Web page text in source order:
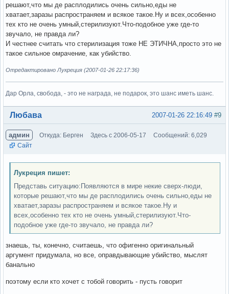
решают,что мы де расплодились очень сильно,еды не
хватает,заразы распространяем и всякое такое.Ну и всех,особенно
тех кто не очень умный,стерилизуют.Что-подобное уже где-то
звучало, не правда ли?
И честнее считать что стерилизация тоже НЕ ЭТИЧНА,просто это не
такое сильное омрачение, как убийство.
Отредактировано Лукреция (2007-01-26 22:17:36)
Дар Орла, свобода, - это не награда, не подарок, это шанс иметь шанс.
Вне форума #9
2007-01-26 22:16:49
Любава
админ Откуда: Берген Здесь с 2006-05-17
Сообщений: 6,029
Сайт
Лукреция пишет:
Представь ситуацию:Появляются в мире некие сверх-люди,
которые решают,что мы де расплодились очень сильно,еды не
хватает,заразы распространяем и всякое такое.Ну и
всех,особенно тех кто не очень умный,стерилизуют.Что-
подобное уже где-то звучало, не правда ли?
знаешь, ты, конечно, считаешь, что офигенно оригинальный
аргумент придумала, но все, оправдывающие убийство, мыслят
банально
поэтому если кто хочет с тобой говорить - пусть говорит